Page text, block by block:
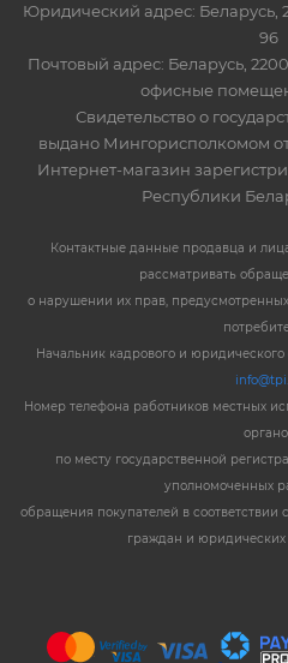
Юридический адрес: Беларусь,
96
Почтовый адрес: Беларусь,
офисные
Свидетельство о
выдано Мингорисполкомом
Интернет-магазин
Республики
Контактные данные продавца и
рассматривать
о нарушении их прав,
Начальник кадрового и юридического
Номер телефона работников местных
по месту государственной
уполномоченных
обращения покупателей в соответствии
граждан и юридических